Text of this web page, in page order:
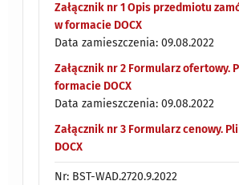
Załącznik nr 1 Opis przedmiotu
w formacie DOCX
Data zamieszczenia: 09.08.2022
Załącznik nr 2 Formularz ofertowy.
formacie DOCX
Data zamieszczenia: 09.08.2022
Załącznik nr 3 Formularz cenowy.
DOCX
Nr: BST-WAD.2720.9.2022